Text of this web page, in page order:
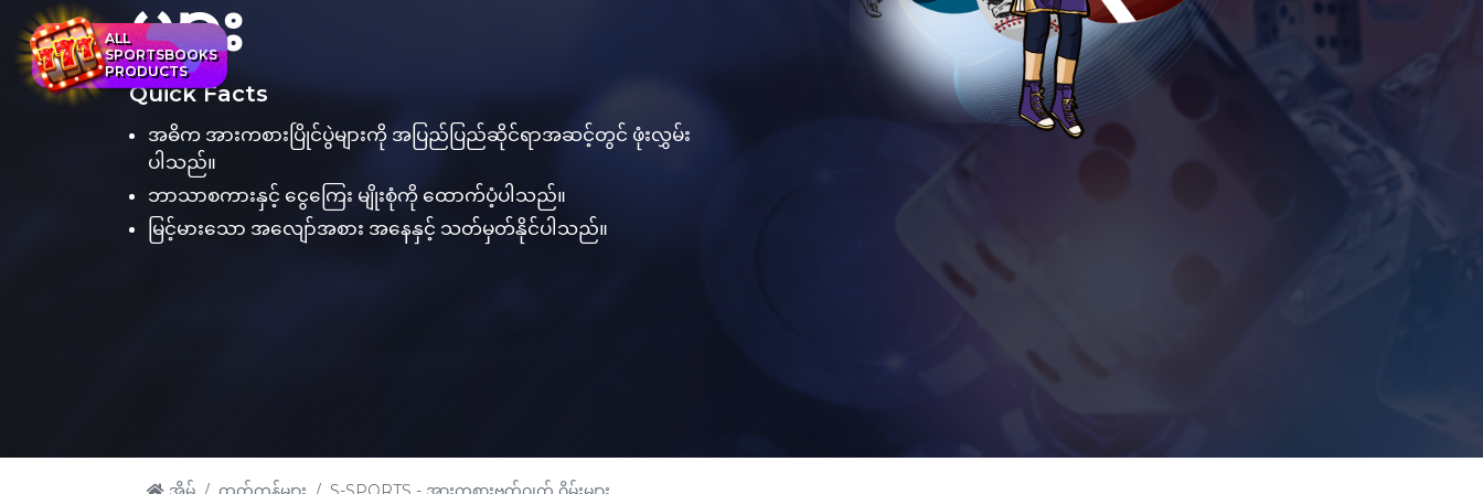
ALL
SPORTSBOOKS
PRODUCTS
များ
Quick Facts
အဓိက အားကစားပြိုင်ပွဲများကို အပြည်ပြည်ဆိုင်ရာအဆင့်တွင် ဖုံးလွှမ်း
ပါသည်။
ဘာသာစကားနှင့် ငွေကြေး မျိုးစုံကို ထောက်ပံ့ပါသည်။
မြင့်မားသော အလျော်အစား အနေနှင့် သတ်မှတ်နိုင်ပါသည်။